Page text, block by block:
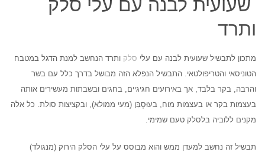
שעועית לבנה עם עלי סלק
ותרד
מתכון לתבשיל שעועית לבנה עם עלי סלק ותרד הנחשב למנת הדגל במטבח
הטוניסאי והטריפולטאי. התבשיל הנפלא הזה מבושל בדרך כלל עם בשר
והרבה, בקר בלבד, אך באירועים חגיגיים, בחגים ובשבתות מעשירים אותה
בעצמות בקר או בעצמות מוח, בעוּסְבַּן (מעי ממולא), ובקציצות סולת. כל אלה
מקנים ללוביה בלסלק טעם שמימי.
תבשיל זה נחשב למעדן ממש והוא מבוסס על עלי הסלק הירוק (מנגולד)